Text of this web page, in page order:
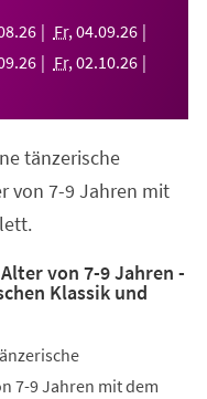
.26 Fr, 04.09.26
.26 Fr, 02.10.26
tänzerische
von 7-9 Jahren mit
von 7-9 Jahren -
Klassik und
7-9 Jahren mit dem